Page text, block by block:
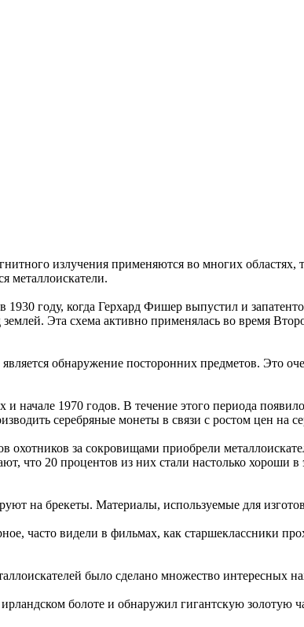
излучения применяются во многих
металлоискатели.
1930 году, когда Герхард Фишер выпустил и
Эта схема активно применялась во время
обнаружение посторонних предметов. Это
начале 1970 годов. В течение этого периода
серебряные монеты в связи с ростом цен на
охотников за сокровищами приобрели
что 20 процентов из них стали настолько
на брекеты. Материалы, используемые для
часто видели в фильмах, как старшеклассники
было сделано множество интересных
болоте и обнаружил гигантскую золотую